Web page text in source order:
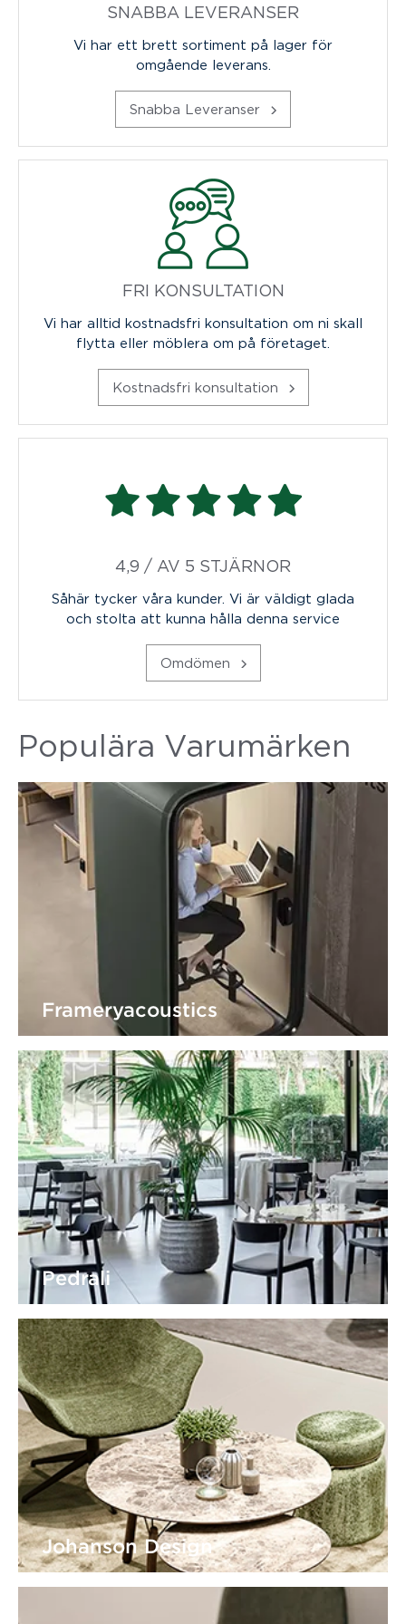
SNABBA LEVERANSER
Vi har ett brett sortiment på lager för
omgående leverans.
Snabba Leveranser
FRI KONSULTATION
Vi har alltid kostnadsfri konsultation om ni skall
flytta eller möblera om på företaget.
Kostnadsfri konsultation
4,9 / AV 5 STJÄRNOR
Såhär tycker våra kunder. Vi är väldigt glada
och stolta att kunna hålla denna service
Omdömen
Populära Varumärken
Frameryacoustics
Framery ett koncept s...
Visa produkter
Pedrali
miljöer Letar du eft...
Visa produkter
Johanson Design